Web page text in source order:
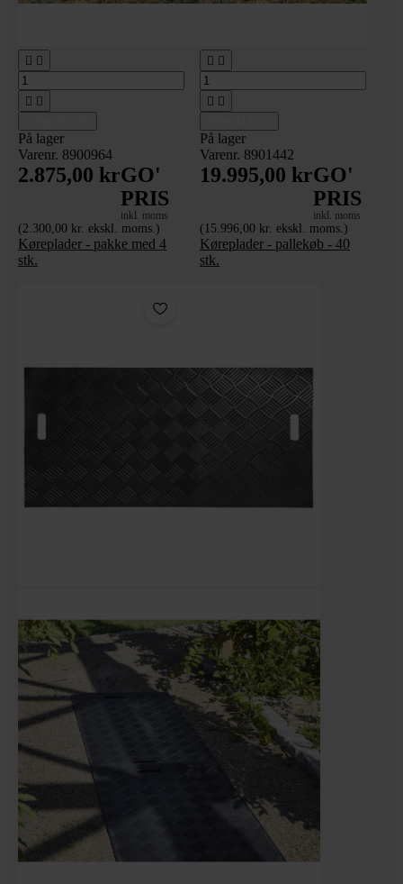
 
 
På lager
Varenr. 8900964
2.875,00 krGO'
PRIS
inkl. moms
(2.300,00 kr. ekskl. moms.)
Køreplader - pakke med 4
stk.
 
 
På lager
Varenr. 8901442
19.995,00 krGO'
PRIS
inkl. moms
(15.996,00 kr. ekskl. moms.)
Køreplader - pallekøb - 40
stk.